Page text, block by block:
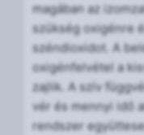
magában az
szükség oxigénre
széndioxidot. A
oxigénfelvétel a
zajlik. A szív
vér és mennyi idő
rendszer